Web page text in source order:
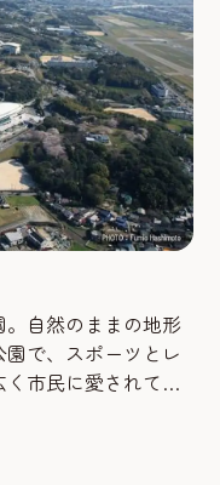
。自然のままの地形
で、スポーツとレ
市民に愛されてい
敷地内には、誰も
よう様々なスポー
森球技場はサッ